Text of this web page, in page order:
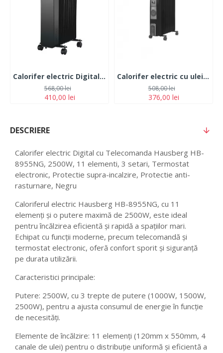
Calorifer electric Digital cu Telecomanda Hausberg HB-8950NG, 2000W, 9 elementi, 3 setari, Termostat electronic, Protectie supra-incalzire, Protectie anti-rasturnare, Negru
410,00 lei
568,00 lei
Calorifer electric cu ulei ZILAN, Negru, termostat reglabil, 2500W, 11 elementi
376,00 lei
508,00 lei
DESCRIERE
Calorifer electric Digital cu Telecomanda Hausberg HB-
8955NG, 2500W, 11 elementi, 3 setari, Termostat
electronic, Protectie supra-incalzire, Protectie anti-
rasturnare, Negru
Caloriferul electric Hausberg HB-8955NG, cu 11
elemenți și o putere maximă de 2500W, este ideal
pentru încălzirea eficientă și rapidă a spațiilor mari.
Echipat cu funcții moderne, precum telecomandă și
termostat electronic, oferă confort sporit și siguranță
pe durata utilizării.
Caracteristici principale:
Putere: 2500W, cu 3 trepte de putere (1000W, 1500W,
2500W), pentru a ajusta consumul de energie în funcție
de necesități.
Elemente de încălzire: 11 elemenți (120mm x 550mm, 4
canale de ulei) pentru o distribuție uniformă și eficientă a